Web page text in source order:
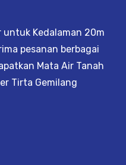
untuk Kedalaman 20m
pesanan berbagai
Mata Air Tanah
Tirta Gemilang